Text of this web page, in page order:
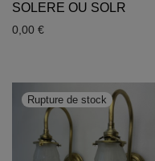
SOLERE OU SOLR
0,00 €